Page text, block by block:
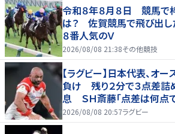
令和８年８月８日 競馬で枠
は？ 佐賀競馬で飛び出し
８番人気のＶ
2026/08/08 21:38その他競技
【ラグビー】日本代表、オ
負け 残り２分で３点差
息 ＳＨ斎藤「点差は何点
半にＳＯ伊藤龍が先制トライ
2026/08/08 20:57ラグビー